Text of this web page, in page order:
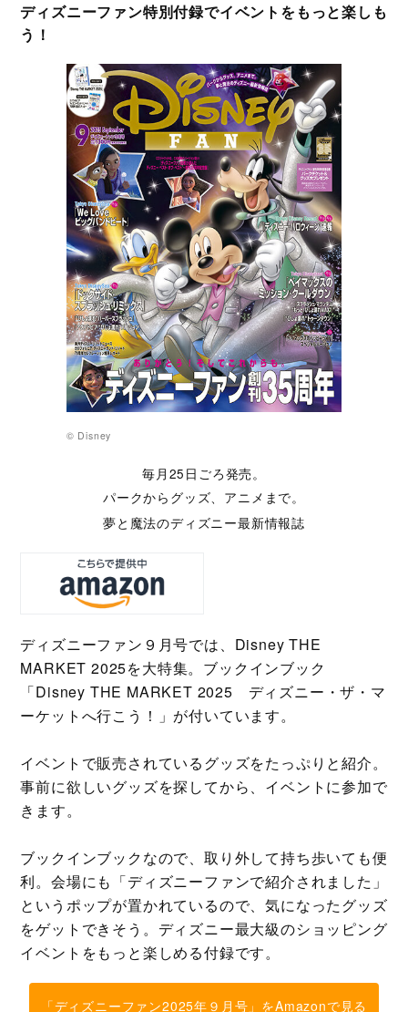
ディズニーファン特別付録でイベントをもっと楽しも
う！
© Disney
毎月25日ごろ発売。
パークからグッズ、アニメまで。
夢と魔法のディズニー最新情報誌
ディズニーファン９月号では、Disney THE
MARKET 2025を大特集。ブックインブック
「Disney THE MARKET 2025 ディズニー・ザ・マ
ーケットへ行こう！」が付いています。
イベントで販売されているグッズをたっぷりと紹介。
事前に欲しいグッズを探してから、イベントに参加で
きます。
ブックインブックなので、取り外して持ち歩いても便
利。会場にも「ディズニーファンで紹介されました」
というポップが置かれているので、気になったグッズ
をゲットできそう。ディズニー最大級のショッピング
イベントをもっと楽しめる付録です。
「ディズニーファン2025年９月号」をAmazonで見る